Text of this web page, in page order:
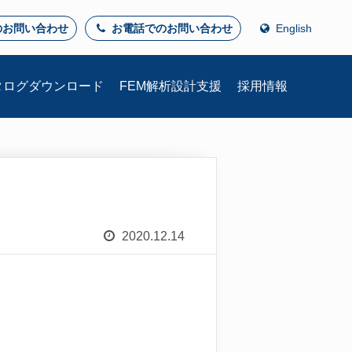
ログダウンロード FEM解析設計支援 採用情報
問い合わせ お電話でのお問い合わせ English
2020.12.14